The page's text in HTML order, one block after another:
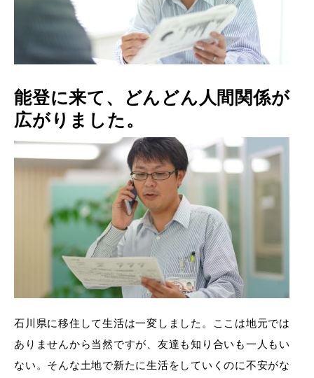
能登に来て、どんどん人間関係が
広がりました。
石川県に移住して生活は一変しました。ここは地元では
ありませんから当然ですが、友達も知り合いも一人もい
ない。そんな土地で新たに生活をしていくのに不安がな